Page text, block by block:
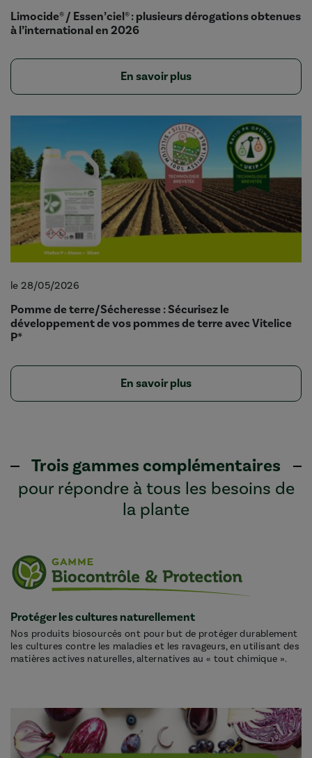
Limocide® / Essen’ciel® : plusieurs dérogations obtenues
à l’international en 2026
En savoir plus
le 28/05/2026
Pomme de terre/Sécheresse : Sécurisez le
développement de vos pommes de terre avec Vitelice
P*
En savoir plus
Trois gammes complémentaires
pour répondre à tous les besoins de
la plante
Protéger les cultures naturellement
Nos produits biosourcés ont pour but de protéger durablement
les cultures contre les maladies et les ravageurs, en utilisant des
matières actives naturelles, alternatives au « tout chimique ».